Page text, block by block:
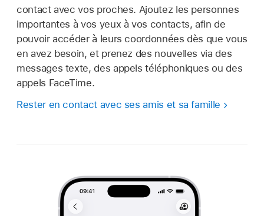
contact avec vos proches. Ajoutez les personnes
importantes à vos yeux à vos contacts, afin de
pouvoir accéder à leurs coordonnées dès que vous
en avez besoin, et prenez des nouvelles via des
messages texte, des appels téléphoniques ou des
appels FaceTime.
Rester en contact avec ses amis et sa famille